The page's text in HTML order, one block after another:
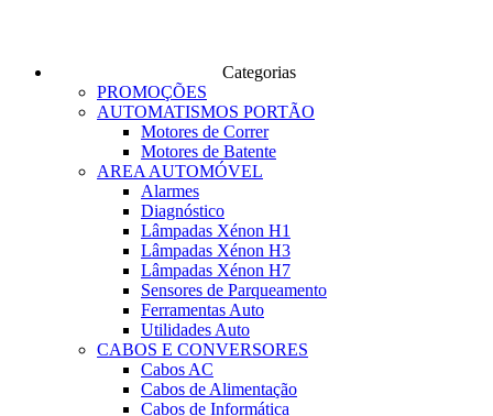
Categorias
PROMOÇÕES
AUTOMATISMOS PORTÃO
Motores de Correr
Motores de Batente
AREA AUTOMÓVEL
Alarmes
Diagnóstico
Lâmpadas Xénon H1
Lâmpadas Xénon H3
Lâmpadas Xénon H7
Sensores de Parqueamento
Ferramentas Auto
Utilidades Auto
CABOS E CONVERSORES
Cabos AC
Cabos de Alimentação
Cabos de Informática